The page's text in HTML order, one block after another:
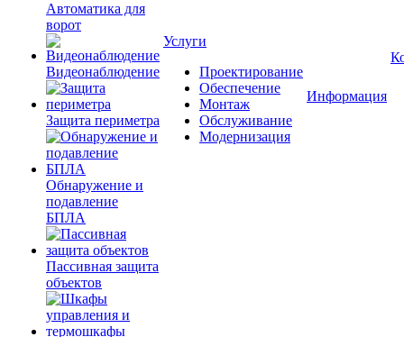
Автоматика для
ворот
Видеонаблюдение
Защита периметра
Обнаружение и
подавление
БПЛА
Пассивная защита
объектов
Услуги
Проектирование
Обеспечение
Монтаж
Обслуживание
Модернизация
Информация